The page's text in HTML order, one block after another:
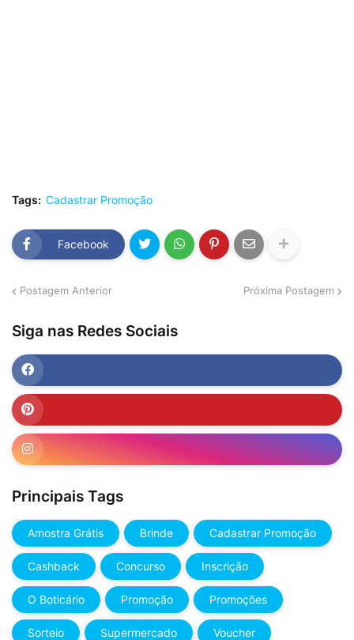
Tags: Cadastrar Promoção
Facebook
Postagem Anterior Próxima Postagem
Siga nas Redes Sociais
Principais Tags
Amostra Grátis Brinde Cadastrar Promoção
Cashback Concurso Inscrição
O Boticário Promoção Promoções
Sorteio Supermercado Voucher